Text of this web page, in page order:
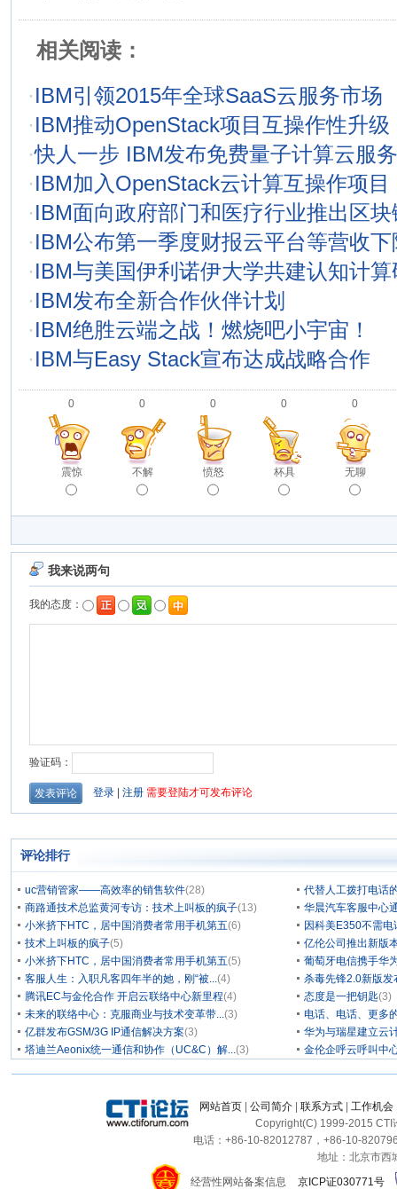
相关阅读：
·IBM引领2015年全球SaaS云服务市场
·IBM推动OpenStack项目互操作性升级
·快人一步 IBM发布免费量子计算云服务
·IBM加入OpenStack云计算互操作项目
·IBM面向政府部门和医疗行业推出区
·IBM公布第一季度财报云平台等营收下
·IBM与美国伊利诺伊大学共建认知计
·IBM发布全新合作伙伴计划
·IBM绝胜云端之战！燃烧吧小宇宙！
·IBM与Easy Stack宣布达成战略合作
0
震惊
0
不解
0
愤怒
0
杯具
0
无聊
评论排行
uc营销管家——高效率的销售软件(28)
代替人工拨打电话
商路通技术总监黄河专访：技术上叫板的疯子(13)
华晨汽车客服中心
小米挤下HTC，居中国消费者常用手机第五(6)
因科美E350不需
技术上叫板的疯子(5)
亿伦公司推出新版
小米挤下HTC，居中国消费者常用手机第五(5)
葡萄牙电信携手华
客服人生：入职凡客四年半的她，刚“被...(4)
杀毒先锋2.0新版发
腾讯EC与金伦合作 开启云联络中心新里程(4) 态度是一把钥匙(3)
未来的联络中心：克服商业与技术变革带...(3)
电话、电话、更多
亿群发布GSM/3G IP通信解决方案(3)
华为与瑞星建立云
塔迪兰Aeonix统一通信和协作（UC&C）解...(3) 金伦企呼云呼叫中
网站首页 公司简介 联系方式 工作机会
Copyright(C) 1999-2015 CTI
电话：+86-10-82012787，+86-10-
地址：北京市西
经营性网站备案信息
京ICP证030771号